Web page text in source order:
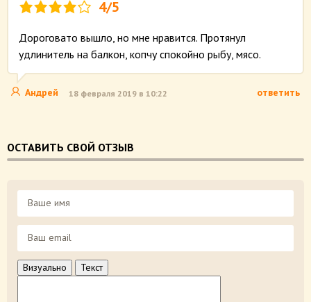
4/5
Дороговато вышло, но мне нравится. Протянул
удлинитель на балкон, копчу спокойно рыбу, мясо.
Андрей 18 февраля 2019 в 10:22 ответить
ОСТАВИТЬ СВОЙ ОТЗЫВ
Визуально Текст